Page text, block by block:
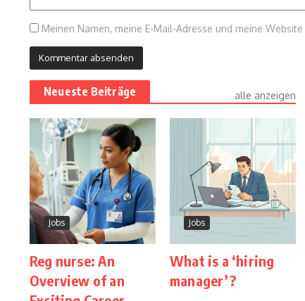
Meinen Namen, meine E-Mail-Adresse und meine
Neueste Beiträge alle anzeigen
Jobs
Reg nurse: An
Overview of an
Jobs
What is a ‘hiring
manager’?